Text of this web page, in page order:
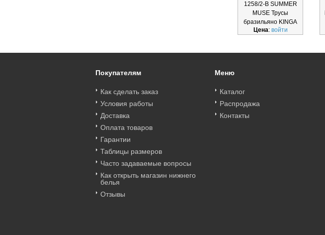
1258/2-B SUMMER
MUSE Трусы
бразильяно KINGA
640213_bt
Цена: войти
Покупателям
Как сделать заказ
Условия работы
Доставка
Оплата товаров
Гарантии
Таблицы размеров
Часто задаваемые вопросы
Как открыть магазин нижнего
белья
Отзывы
Меню
Каталог
Распродажа
Контакты